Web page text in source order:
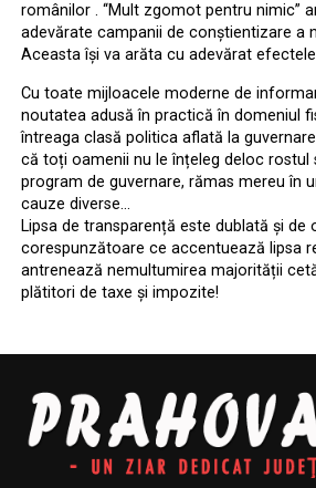
românilor . ‘‘Mult zgomot pentru nimic”
adevărate campanii de conștientizare a
Aceasta își va arăta cu adevărat
Cu toate mijloacele moderne de
noutatea adusă în practică în domeniul
întreaga clasă politica aflată la
că toți oamenii nu le înțeleg deloc rostul
program de guvernare, rămas mereu în
cauze diverse…
Lipsa de transparență este dublată și de
corespunzătoare ce accentuează lipsa
antrenează nemultumirea majorității
plătitori de taxe și impozite!